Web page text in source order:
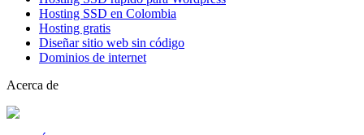
Hosting SSD en Colombia
Hosting gratis
Diseñar sitio web sin código
Dominios de internet
Acerca de